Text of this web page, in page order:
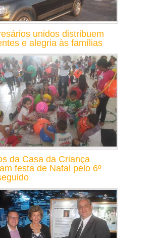
unidos distribuem
e alegria às famílias
da Casa da Criança
festa de Natal pelo 6º